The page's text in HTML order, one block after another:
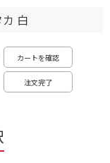
白
カートを確認
注文完了